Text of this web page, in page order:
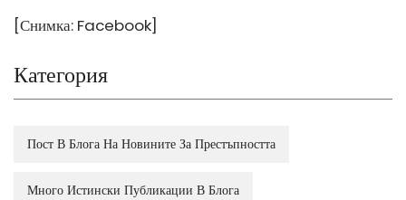
[Снимка: Facebook]
Категория
Пост В Блога На Новините За Престъпността
Много Истински Публикации В Блога